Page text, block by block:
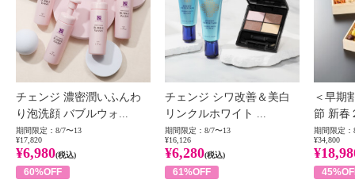
チェンジ 濃密潤いふんわ
り泡洗顔 バブルウォ...
期間限定：8/7〜13
¥17,820
¥6,980(税込)
60%OFF
チェンジ シワ改善＆美白
リンクルホワイト ...
期間限定：8/7〜13
¥16,126
¥6,280(税込)
61%OFF
＜早期
節 新春
期間限定：
¥34,800